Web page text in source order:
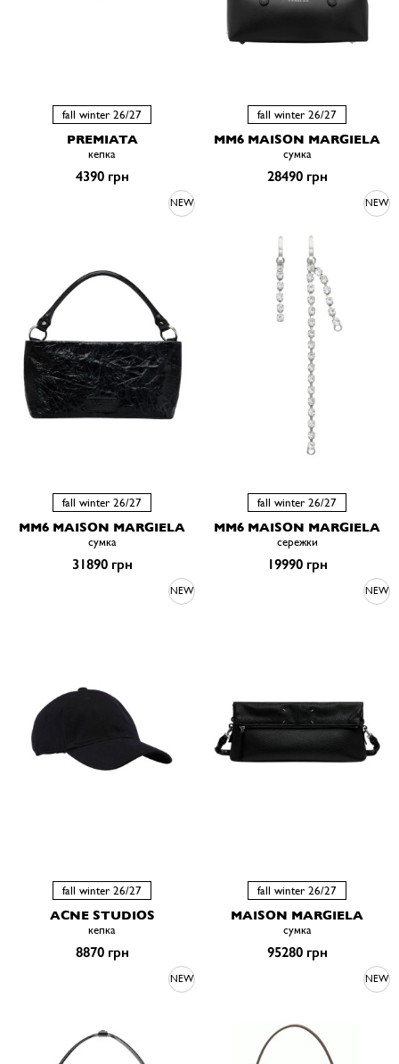
fall winter 26/27
PREMIATA
кепка
4390 грн
fall winter 26/27
MM6 MAISON MARGIELA
сумка
28490 грн
NEW
fall winter 26/27
MM6 MAISON MARGIELA
сумка
31890 грн
NEW
fall winter 26/27
MM6 MAISON MARGIELA
сережки
19990 грн
NEW
fall winter 26/27
ACNE STUDIOS
кепка
8870 грн
NEW
fall winter 26/27
MAISON MARGIELA
сумка
95280 грн
NEW NEW